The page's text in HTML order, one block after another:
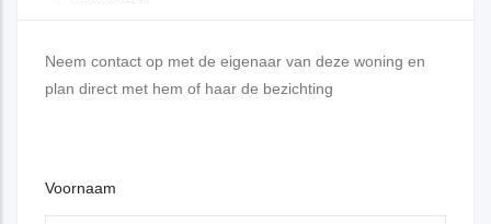
Neem contact op met de eigenaar van deze woning en
plan direct met hem of haar de bezichting
Voornaam